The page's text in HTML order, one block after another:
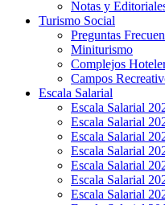
Notas y
Turismo Social
Preguntas
Miniturismo
Complejos
Campos
Escala Salarial
Escala Salarial
Escala Salarial
Escala Salarial
Escala Salarial
Escala Salarial
Escala Salarial
Escala Salarial